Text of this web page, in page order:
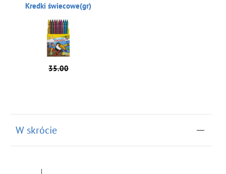
Kredki świecowe(gr)
35.00
W skrócie